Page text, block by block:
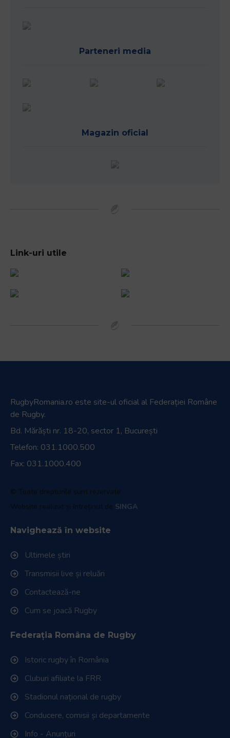
Parteneri media
Magazin oficial
Link-uri utile
RugbyRomania.ro este site-ul oficial al Federației Române
de Rugby.
Bd. Mărăști nr. 18-20, sector 1, București
Telefon: 031.1000.500
Fax: 031.1000.400
© Toate drepturile sunt rezervate.
Website realizat și întreținut de SINGA
Navighează în website
Ultimele știri
Transmisii live și reluări
Contactează-ne
Cum se joacă Rugby
Federația Româna de Rugby
Istoric rugby în România
Cluburi afiliate la FRR
Stadionul național de rugby
Conducere, comisii și departamente
Info - Anunțuri